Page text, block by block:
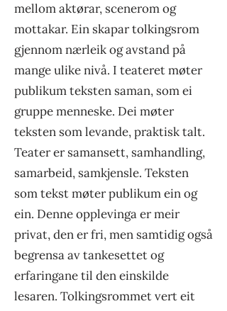
mellom aktørar, scenerom og
mottakar. Ein skapar tolkingsrom
gjennom nærleik og avstand på
mange ulike nivå. I teateret møter
publikum teksten saman, som ei
gruppe menneske. Dei møter
teksten som levande, praktisk talt.
Teater er samansett, samhandling,
samarbeid, samkjensle. Teksten
som tekst møter publikum ein og
ein. Denne opplevinga er meir
privat, den er fri, men samtidig også
begrensa av tankesettet og
erfaringane til den einskilde
lesaren. Tolkingsrommet vert eit